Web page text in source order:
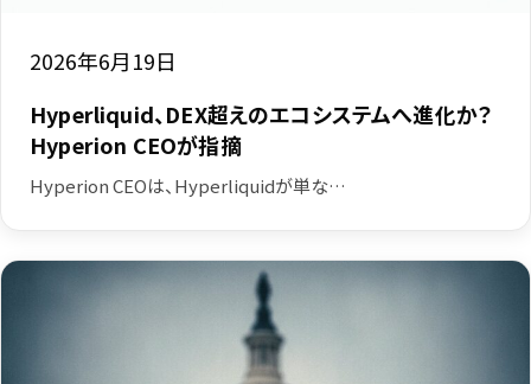
2026年6月19日
Hyperliquid、DEX超えのエコシステムへ進化か？
Hyperion CEOが指摘
Hyperion CEOは、Hyperliquidが単な…